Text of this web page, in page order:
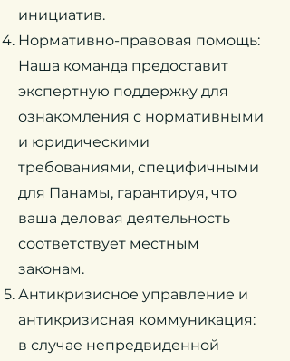
инициатив.
Нормативно-правовая помощь:
Наша команда предоставит
экспертную поддержку для
ознакомления с нормативными
и юридическими
требованиями, специфичными
для Панамы, гарантируя, что
ваша деловая деятельность
соответствует местным
законам.
Антикризисное управление и
антикризисная коммуникация:
в случае непредвиденной